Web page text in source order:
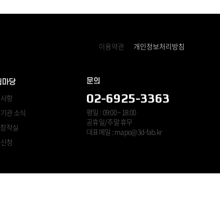
이용약관 개인정보처리방침
마당
항
관 소식
작실
청
문의
02-6925-3363
평일 : 09:00 ~ 18:00
공휴일/주말 휴무
대표메일 : mapo@3d-fab.kr